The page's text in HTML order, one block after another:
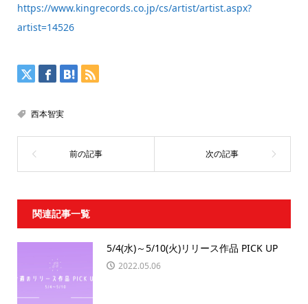
https://www.kingrecords.co.jp/cs/artist/artist.aspx?
artist=14526
西本智実
関連記事一覧
5/4(水)～5/10(火)リリース作品 PICK UP
2022.05.06